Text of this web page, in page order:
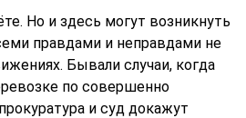
Но и здесь могут возникнуть
правдами и неправдами не
Бывали случаи, когда
по совершенно
и суд докажут